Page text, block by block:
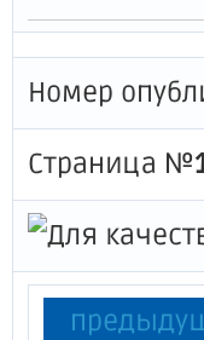
Номер
Страница №